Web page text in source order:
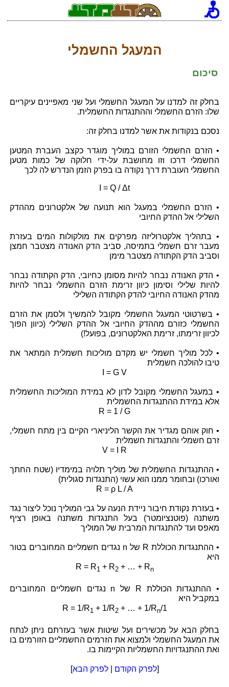
המעגל החשמלי
סיכום
בחלק זה למדנו על המעגל החשמלי ועל שני מאפיינים עיקריים
שלו: הזרם החשמלי וההתנגדות החשמלית.
נסכם בנקודות את אשר למדנו בחלק זה:
• הזרם החשמלי הזורם במוליך מוגדר כקצב העברת המטען
החשמלי דרכו וזו מחושבת על-ידי חלוקה של כמות מטען
החשמלי העוברת דרך נקודה בו בפרק הזמן הנדרש לה לכך
I = Q / Δt
• הזרם החשמלי במעגל הוא תנועה של אלקטרונים מההדק
השלילי אל ההדק החיובי
• בתהליך אלקטרוליזה מפרקים את מולקולות המים בעזרת
מעבר זרם חשמלי בתמיסה, סביב הדק האנודה מצטבר חמצן
וסביב הדק הקתודה מצטבר מימן
• הדק האנודה נבחר להיות מסומן כחיובי, הדק הקתודה נבחר
להיות שלילי וסימון כיוון זרימת הזרם החשמלי נבחר להיות
מהדק האנודה החיובי להדק הקתודה השלילי
• בשרטוטי המעגל החשמלי מקובל להמשיך ולסמן את הזרם
החשמלי כזורם מההדק החיובי אל ההדק השלילי (כיוון הפוך
לכיוון זרימתו, זרימת האלקטרונים, בפועל!)
• לכל מוליך חשמלי יש מקדם מוליכות חשמלית המתאר את
טיבו להולכה חשמלית
I = G V
• במעגל החשמלי מקובל לדון לא במידת המוליכות החשמלית
אלא במידת ההתנגדות החשמלית
R = 1 / G
• חוק אוהם מגדיר את הקשר הליניארי הקיים בין מתח חשמלי,
זרם חשמלי והתנגדות חשמלית
V = I R
• ההתנגדות החשמלית של מוליך תלויה במימדיו (שטח החתך
ואורכו) ובחומר ממנו הוא עשוי (התנגדות סגולית)
R = ρ L / A
• בעזרת נקודת חיבור ניידת הנעה על גבי המוליך נוכל ליצור נגד
משתנה (פוטנציומטר) בעל התנגדות משתנה באופן רציף
מאפס ועד להתנגדות המרבית של המוליך
• ההתנגדות הכוללת R של n נגדים חשמליים המחוברים בטור
היא
R = R1 + R2+ … + Rn
• ההתנגדות הכוללת R של n נגדים חשמליים המחוברים
במקביל היא
1/R = 1/R
1 + 1/R2+ … + 1/Rn
בחלק הבא על מכשירים ועל שיטות אשר בעזרתם ניתן לנתח
את המעגל החשמלי ולמצוא את הזרמים החשמליים הזורמים בו
ואת ההתנגדויות החשמליות הקיימות בו.
[לפרק הקודם |לפרק הבא]